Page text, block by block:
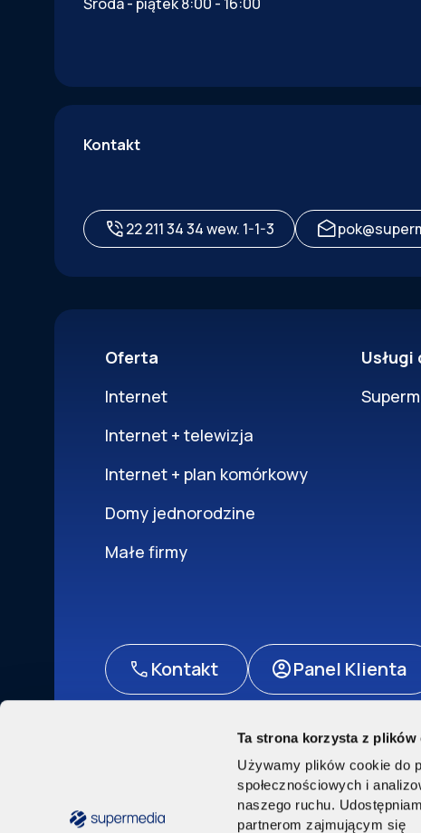
Ta strona korzysta z plików
Używamy plików cookie do
społecznościowych i
naszego ruchu.
partnerom zajmującym się
Kontakt
22 211 34 34 wew. 1-1-3
Oferta
Internet
Internet + telewizja
Internet + plan komórkowy
Domy jednorodzine
Małe firmy
Kontakt Panel Klienta
© Supermedia 2024. Wszystkie prawa